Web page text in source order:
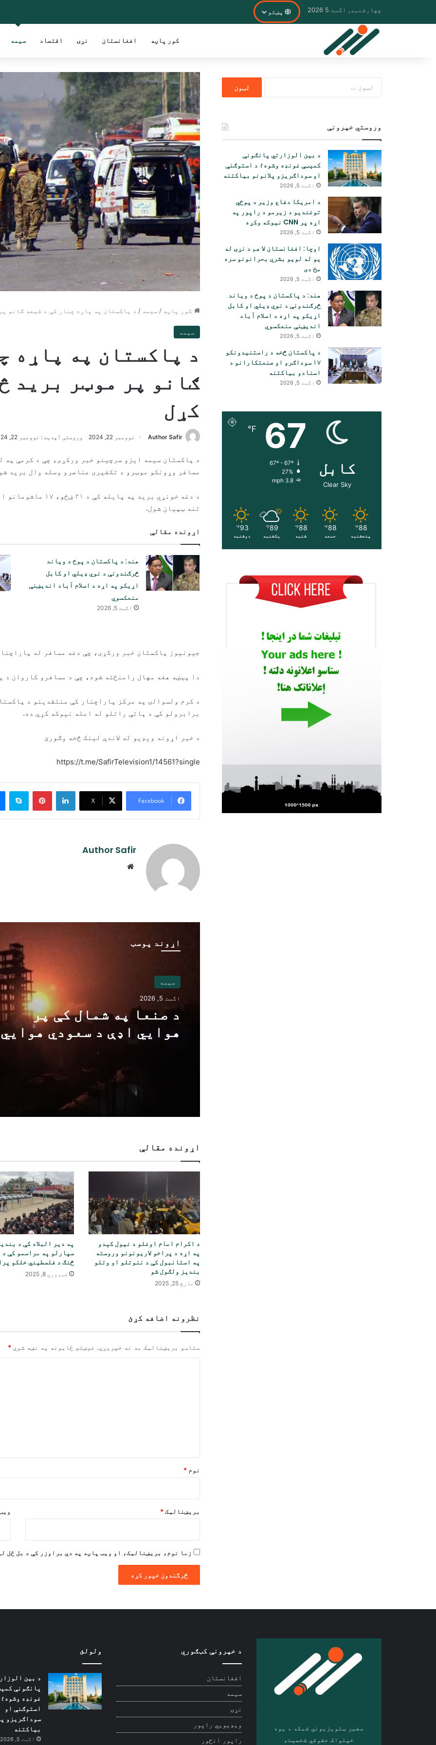
چهارشنبه, اگست 5 2026 پښتو
کور پاڼه افغانستان نړۍ اقتصاد سیمه
کور پاڼه / سیمه / د پاکستان په پاړه چنار کې د شیعه ګانو
سیمه
د پاکستان په پاړه
ګانو پر موټر برید
کړل
Author Safir نوومبر 22, 2024 وروستی آپدیت : نوومبر 22, 2024
د پاکستان سیمه ایزو سرچینو خبر ورکړی، چې د کرمې په
مسافر وړونکو موټرو د تکفیری عناصرو وسله وال برید
تنه ټپیان شول.
اړونده مقالې
هند: د پاکستان د پوځ د ویاند
څرګندونې د نوي ډیلي او کابل
اړیکو په اړه د اسلام آباد اندیښنې
منعکسوي
اگست 5, 2026
جیونیوز پاکستان خبر ورکړی، چې دغه مسافر له
دا پېښه هغه مهال رامنځته شوه، چې د مسافرو کاروان د
د کرم ولسوالۍ په مرکز پاراچنار کې منتقدینو د
برابرولو کې د پاتې راتلو له امله نیوکه کړې ده.
د خبر اړوند ویډیو له لاندې لینک څخه وګورئ
https://t.me/SafirTelevision1/14561?single
Facebook
X
LinkedIn
Pinterest
Author Safir
اړوند پوسټ
سیمه
اگست 5, 2026
د صنعا په شمال کې پر
هوايي اډې د سعودي هوايي
اړونده مقالې
د اکرام امام اوغلو د نیول کېدو
په اړه د پراخو لاریونونو وروسته
په استانبول کې د ننوتلو او وتلو
بندیز ولګول شو
مارچ 25, 2025
په دیر البلاه کې د
سپارلو په مراسمو کې د
څنګ د فلسطیني خلکو
فبروري 8, 2025
نظرونه اضافه کړئ
ستاسو برېښناليک به نه خپريږي. غوښتى ځایونه په نښه شوي *
نوم *
بریښنالیک *
زما نوم، بریښنالیک، او ویب پاڼه په دې براوزر کې د بل ځل
لپاره
وروستي خپرونې
د بین الوزارتي پانګونې
کمېټې غونډه وشوه؛ د استوګنې
او سوداګریزو پلانونو بیاکتنه
اگست 5, 2026
د امریکا دفاع وزیر د پوځي
توغندیو د زیرمو د راپور په
اړه پر CNN نیوکه وکړه
اگست 5, 2026
اوچا: افغانستان لا هم د نړۍ له
یو له لویو بشري بحرانونو سره
مخ دی
اگست 5, 2026
هند: د پاکستان د پوځ د ویاند
څرګندونې د نوي ډیلي او کابل
اړیکو په اړه د اسلام آباد
اندیښنې منعکسوي
اگست 5, 2026
د پاکستان څخه د راستنیدونکو
۱۷ سوداګرو او صنعتکارانو د
اسنادو بیاکتنه
اگست 5, 2026
کابل
Clear Sky
67
℉
67º - 67º
27%
3.8 mph
88
℉
پنجشنبه
88
℉
جمعه
88
℉
شنبه
89
℉
یکشنبه
93
℉
دوشنبه
سفیر ټلوېزیوني شبکه د‎ یوه
خپلواک حقوقي شخصیت،
د خپرونې کټګوري
افغانستان
سیمه
نړۍ
ویډیويي راپور
راپور انځور
ولولئ
د بین
پانګونې
غونډه وشوه؛
استوګنې او
سوداګریزو
بیاکتنه
اگست 5, 2026